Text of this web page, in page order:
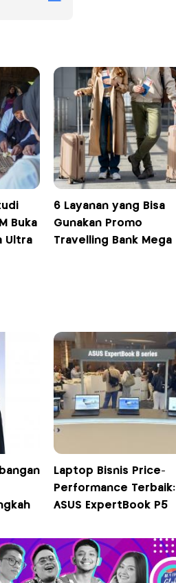
Buka
Ultra
6 Layanan yang Bisa
Gunakan Promo
Travelling Bank Mega
Laptop Bisnis Price-
Performance Terbaik:
ASUS ExpertBook P5